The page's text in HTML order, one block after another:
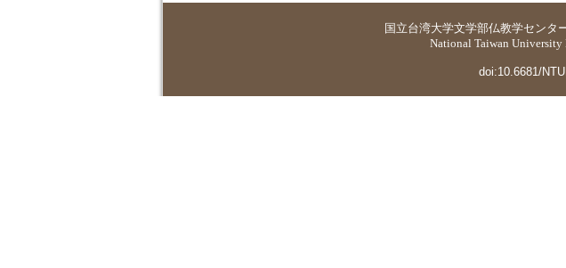
国立台湾大学文学部仏教学センタ
National Taiwan
doi:10.6681/